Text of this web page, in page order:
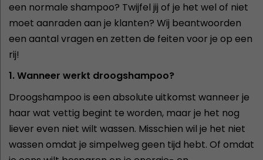
een normale shampoo? Twijfel jij of je het wel of niet
moet aanraden aan je klanten? Wij beantwoorden
een aantal vragen en zetten de feiten voor je op een
rij!
1. Wanneer werkt droogshampoo?
Droogshampoo is een absolute uitkomst wanneer je
haar wat vettig begint te worden, maar je het nog
liever even niet wilt wassen. Misschien wil je het niet
wassen omdat je simpelweg geen tijd hebt. Of omdat